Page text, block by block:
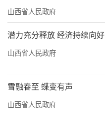
山西省人民政府
潜力充分释放 经济持续向好
山西省人民政府
雪融春至 蝶变有声
山西省人民政府